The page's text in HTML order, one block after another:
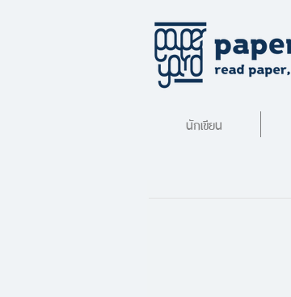
นักเขียน